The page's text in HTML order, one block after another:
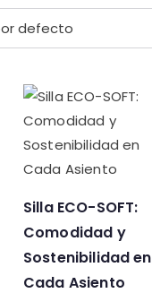
Silla ECO-SOFT:
Comodidad y
Sostenibilidad en
Cada Asiento